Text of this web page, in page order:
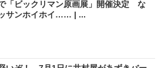
「ビックリマン原画展」開催決定 な
サンホイホイ…… | ...